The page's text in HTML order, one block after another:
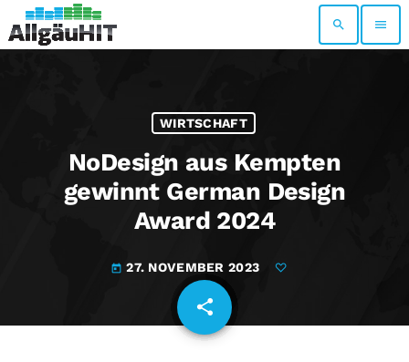
search menu
WIRTSCHAFT
NoDesign aus Kempten
gewinnt German Design
Award 2024
today 27. NOVEMBER 2023
share
email